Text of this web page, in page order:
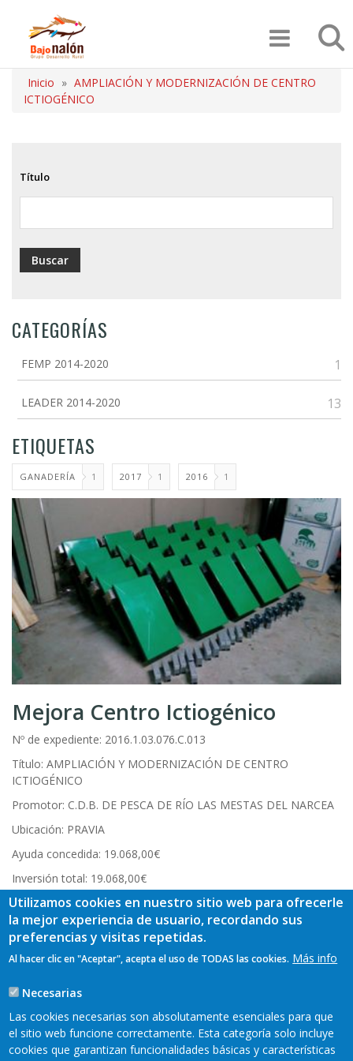
contenido
principal
Sobrescribir
ayuda
la
navegación
Inicio
AMPLIACIÓN Y MODERNIZACIÓN DE CENTRO
ICTIOGÉNICO
Título
CATEGORÍAS
FEMP 2014-2020 1
LEADER 2014-2020 13
ETIQUETAS
GANADERÍA 1 2017 1 2016 1
Mejora Centro Ictiogénico
Nº de expediente: 2016.1.03.076.C.013
Título: AMPLIACIÓN Y MODERNIZACIÓN DE CENTRO
ICTIOGÉNICO
Promotor: C.D.B. DE PESCA DE RÍO LAS MESTAS DEL NARCEA
Ubicación: PRAVIA
Ayuda concedida: 19.068,00€
Inversión total: 19.068,00€
Fecha de finalización: 22/06/2017
TAGS
Utilizamos cookies en nuestro sitio web para ofrecerle
la mejor experiencia de usuario, recordando sus
preferencias y visitas repetidas.
Al hacer clic en "Aceptar", acepta el uso de TODAS las cookies. Más info
Necesarias
Las cookies necesarias son absolutamente esenciales para que
el sitio web funcione correctamente. Esta categoría solo incluye
cookies que garantizan funcionalidades básicas y características